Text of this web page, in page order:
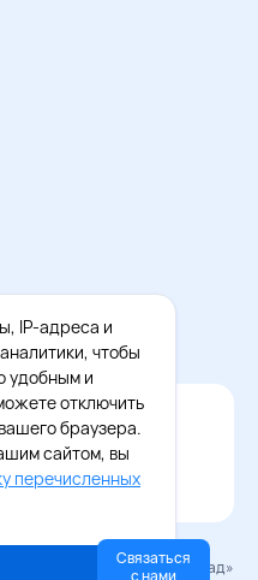
данных
Восток - Запад
приложение
© 2026 «Восток–Запад»
Связаться
с нами
IP-адреса и
чтобы
удобным и
отключить
браузера.
сайтом, вы
перечисленных